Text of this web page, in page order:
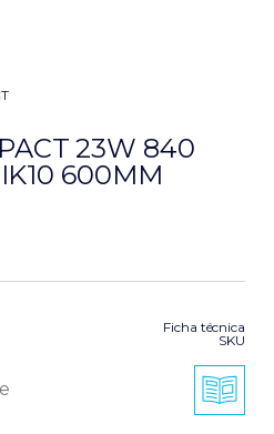
23W 840
600MM
Ficha técnica
SKU